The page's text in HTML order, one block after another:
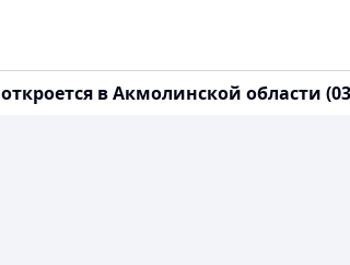
в Акмолинской области